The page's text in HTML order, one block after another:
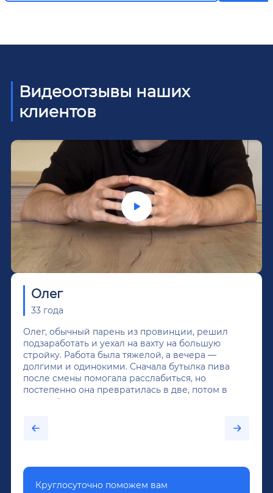
Видеоотзывы наших
клиентов
Олег
33 года
Олег, обычный парень из провинции, решил
подзаработать и уехал на вахту на большую
стройку. Работа была тяжелой, а вечера —
долгими и одинокими. Сначала бутылка пива
после смены помогала расслабиться, но
постепенно она превратилась в две, потом в
крепкий алкоголь, и вот он уже пил почти
было назначено кодирование по методу
Довженко.
Круглосуточно поможем вам